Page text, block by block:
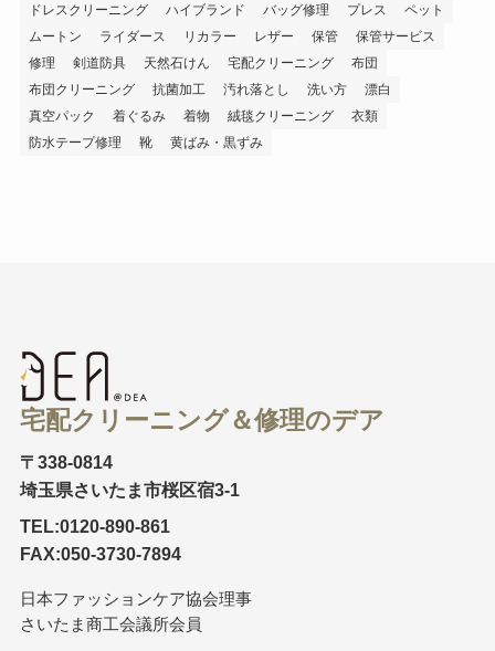
ドレスクリーニング
ハイブランド バッグ修理 プレス
ペット
ムートン
ライダース リカラー レザー 保管
保管サービス
修理
剣道防具 天然石けん 宅配クリーニング
布団
布団クリーニング
抗菌加工 汚れ落とし 洗い方
漂白
真空パック
着ぐるみ 着物 絨毯クリーニング
衣類
防水テープ修理
靴 黄ばみ・黒ずみ
宅配クリーニング＆修理のデア
〒338-0814
埼玉県さいたま市桜区宿3-1
TEL:0120-890-861
FAX:050-3730-7894
日本ファッションケア協会理事
さいたま商工会議所会員